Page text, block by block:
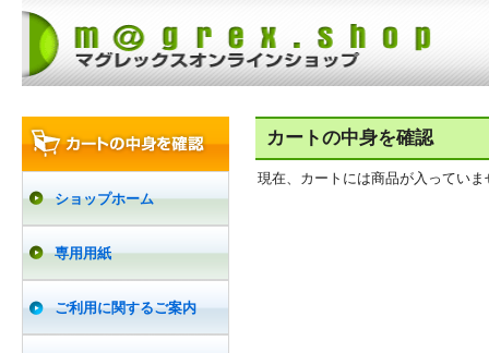
ショップホーム
専用用紙
ご利用に関するご案内
カートの中身を確認
現在、カートには商品が入っていま